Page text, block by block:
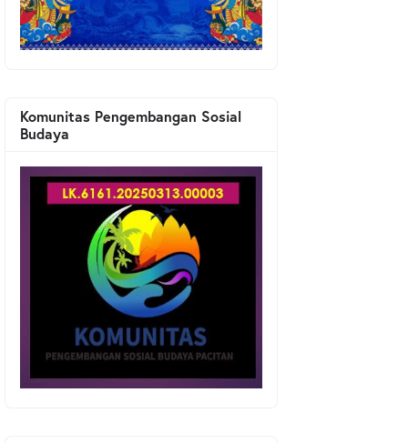
Komunitas Pengembangan Sosial
Budaya